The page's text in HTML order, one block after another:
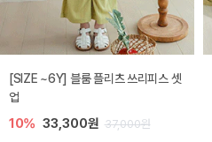
[SIZE ~6Y] 블룸 플리츠 쓰리피스 셋
업
10% 33,300원 37,000원